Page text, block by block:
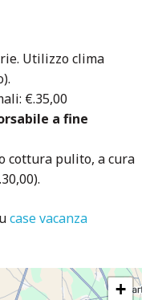
Utilizzo clima
€.35,00
a fine
cottura pulito, a cura
case vacanza
+